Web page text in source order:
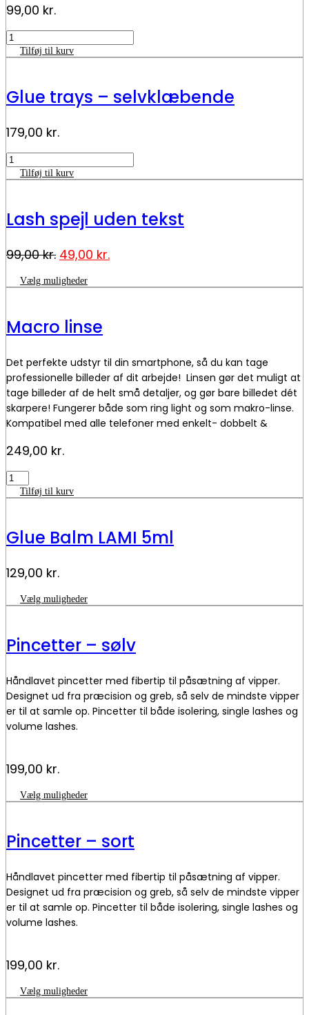
tre forskellige blæsehastigheder 🌬️🌬️🌬️, så du kan tilpasse
luftstrømmen efter behov. Perfekt til brug under
skønhedsbehandlinger – eksempelvis til at fjerne damp fra
limen ved påsætning af eyelash extensions eller til at køle
99,00 kr.
Blæser
antalTilføj til kurv
Glue trays – selvklæbende
179,00 kr.
Glue
trays
-
Tilføj til kurv
Lash spejl uden tekst
99,00kr. Den
pris
49,00 kr.Den
pris
Vælg muligheder
vare
varianter.
Mulighederne
vælges
på
Macro linse
Det perfekte udstyr til din smartphone, så du kan tage
professionelle billeder af dit arbejde! Linsen gør det muligt at
tage billeder af de helt små detaljer, og gør bare billedet dét
skarpere! Fungerer både som ring light og som makro-linse.
Kompatibel med alle telefoner med enkelt- dobbelt &
249,00 kr.
Macro
linse
antal
Tilføj til kurv
Glue Balm LAMI 5ml
129,00 kr.
Vælg muligheder
vare
varianter.
Mulighederne
vælges
på
Pincetter – sølv
Håndlavet pincetter med fibertip til påsætning af vipper.
Designet ud fra præcision og greb, så selv de mindste vipper
er til at samle op. Pincetter til både isolering, single lashes og
volume lashes.
199,00 kr.
Vælg muligheder
vare
varianter.
Mulighederne
vælges
på
Pincetter – sort
Håndlavet pincetter med fibertip til påsætning af vipper.
Designet ud fra præcision og greb, så selv de mindste vipper
er til at samle op. Pincetter til både isolering, single lashes og
volume lashes.
199,00 kr.
Vælg muligheder
vare